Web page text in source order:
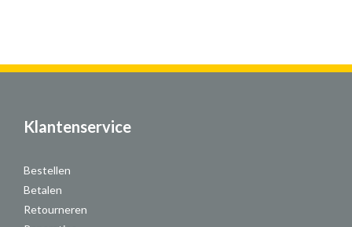
Klantenservice
Bestellen
Betalen
Retourneren